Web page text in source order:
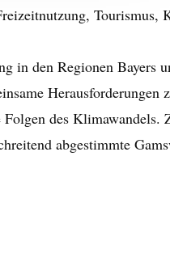
den Regionen Bayers
des
abgestimmte